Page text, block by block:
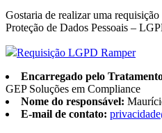
Gostaria de realizar uma
Proteção de Dados Pessoais –
Requisição LGPD Ramper
Encarregado pelo
GEP Soluções em Compliance
Nome do responsável:
E-mail de contato: